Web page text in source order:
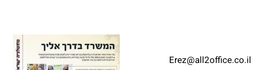
Erez@all2office.co.il